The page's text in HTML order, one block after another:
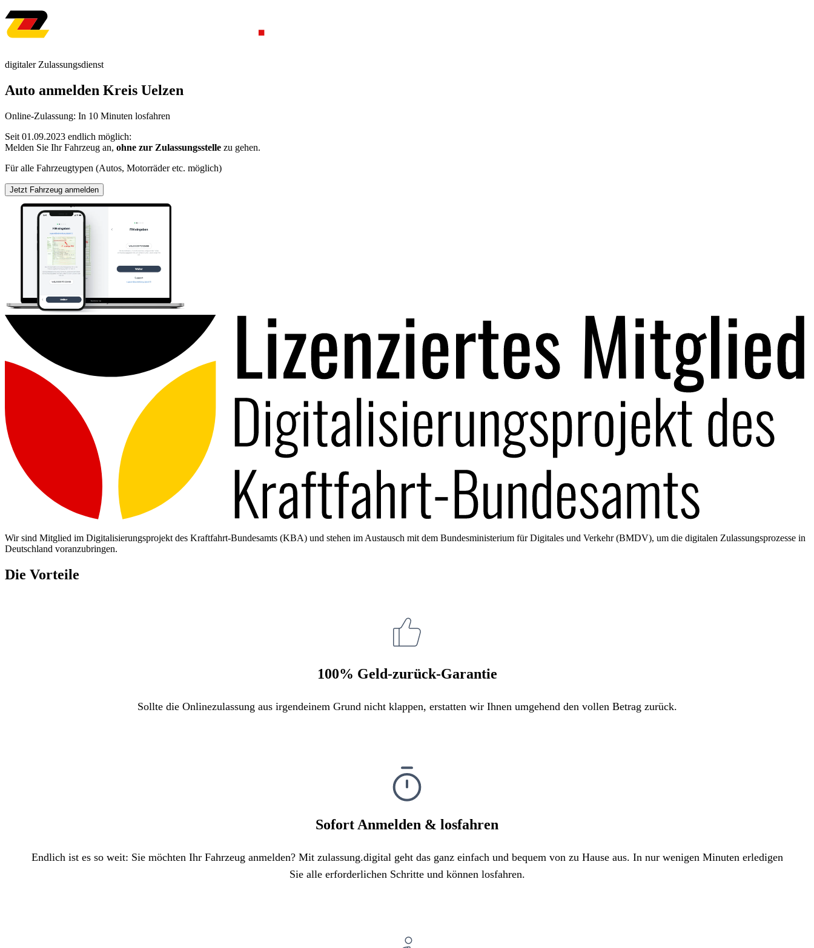
digitaler Zulassungsdienst
Auto anmelden Kreis Uelzen
Online-Zulassung: In 10 Minuten losfahren
Seit 01.09.2023 endlich möglich:
Melden Sie Ihr Fahrzeug an, ohne zur Zulassungsstelle zu gehen.
Für alle Fahrzeugtypen (Autos, Motorräder etc. möglich)
Jetzt Fahrzeug anmelden
Wir sind Mitglied im Digitalisierungsprojekt des Kraftfahrt-Bundesamts (KBA) und stehen im Austausch mit dem Bundesministerium für Digitales und Verkehr (BMDV), um die digitalen Zulassungsprozesse in
Deutschland voranzubringen.
Die Vorteile
100% Geld-zurück-Garantie
Sollte die Onlinezulassung aus irgendeinem Grund nicht klappen, erstatten wir Ihnen umgehend den vollen Betrag zurück.
Sofort Anmelden & losfahren
Endlich ist es so weit: Sie möchten Ihr Fahrzeug anmelden? Mit zulassung.digital geht das ganz einfach und bequem von zu Hause aus. In nur wenigen Minuten erledigen
Sie alle erforderlichen Schritte und können losfahren.